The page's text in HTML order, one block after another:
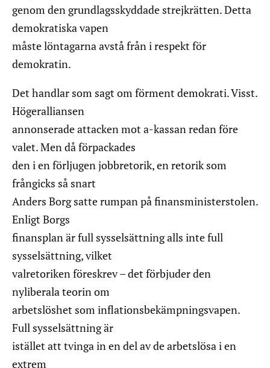
genom den grundlagsskyddade strejkrätten. Detta
demokratiska vapen
måste löntagarna avstå från i respekt för
demokratin.
Det handlar som sagt om förment demokrati. Visst.
Högeralliansen
annonserade attacken mot a-kassan redan före
valet. Men då förpackades
den i en förljugen jobbretorik, en retorik som
frångicks så snart
Anders Borg satte rumpan på finansministerstolen.
Enligt Borgs
finansplan är full sysselsättning alls inte full
sysselsättning, vilket
valretoriken föreskrev – det förbjuder den
nyliberala teorin om
arbetslöshet som inflationsbekämpningsvapen.
Full sysselsättning är
istället att tvinga in en del av de arbetslösa i en
extrem